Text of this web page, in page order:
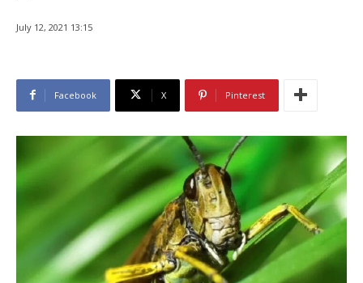
July 12, 2021 13:15
Facebook X Pinterest